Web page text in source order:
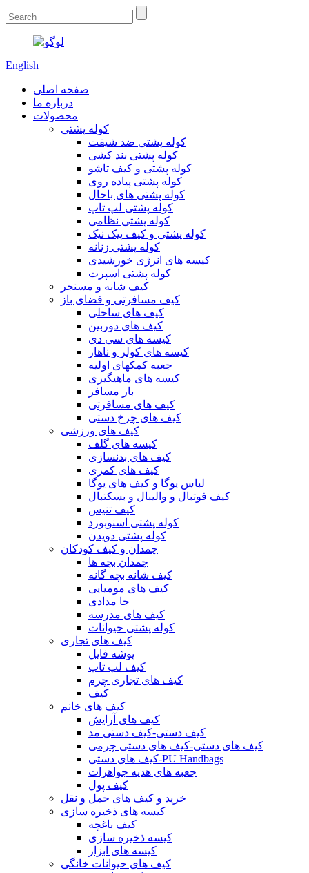
English
صفحه اصلی
درباره ما
محصولات
کوله پشتی
کوله پشتی ضد شیفت
کوله پشتی بند کشی
کوله پشتی و کیف تاشو
کوله پشتی پیاده روی
کوله پشتی های باحال
کوله پشتی لپ تاپ
کوله پشتی نظامی
کوله پشتی و کیف پیک نیک
کوله پشتی زنانه
کیسه های انرژی خورشیدی
کوله پشتی اسپرت
کیف شانه و مسنجر
کیف مسافرتی و فضای باز
کیف های ساحلی
کیف های دوربین
کیسه های سی دی
کیسه های کولر و ناهار
جعبه کمکهای اولیه
کیسه های ماهیگیری
بار مسافر
کیف های مسافرتی
کیف های چرخ دستی
کیف های ورزشی
کیسه های گلف
کیف های بدنسازی
کیف های کمری
لباس یوگا و کیف های یوگا
کیف فوتبال و والیبال و بسکتبال
کیف تنیس
کوله پشتی اسنوبورد
کوله پشتی دویدن
چمدان و کیف کودکان
چمدان بچه ها
کیف شانه بچه گانه
کیف های مومیایی
جا مدادی
کیف های مدرسه
کوله پشتی حیوانات
کیف های تجاری
پوشه فایل
کیف لپ تاپ
کیف های تجاری چرم
کیف
کیف های خانم
کیف های آرایش
کیف دستی-کیف دستی مد
کیف های دستی-کیف های دستی چرمی
کیف های دستی-PU Handbags
جعبه های هدیه جواهرات
کیف پول
خرید و کیف های حمل و نقل
کیسه های ذخیره سازی
کیف باغچه
کیسه ذخیره سازی
کیسه های ابزار
کیف های حیوانات خانگی